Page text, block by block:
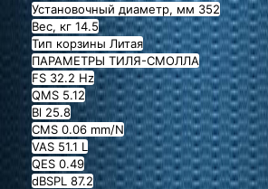
Установочный диаметр, мм 352
Вес, кг 14.5
Тип корзины Литая
ПАРАМЕТРЫ ТИЛЯ-СМОЛЛА
FS 32.2 Hz
QMS 5.12
Bl 25.8
CMS 0.06 mm/N
VAS 51.1 L
QES 0.49
dBSPL 87.2